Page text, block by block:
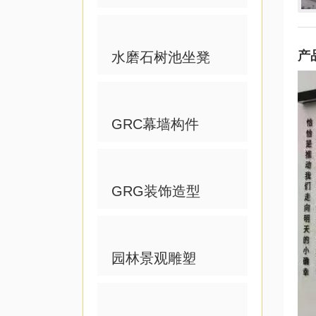
水磨石树池坐凳
GRC幕墙构件
GRG装饰造型
园林景观雕塑
产